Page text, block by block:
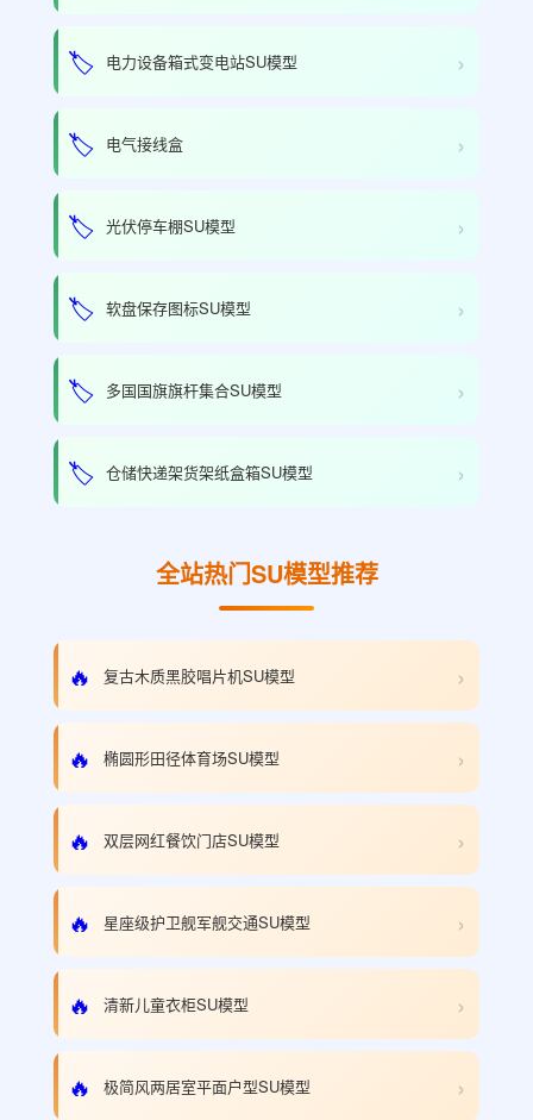
🏷️ 电力设备箱式变电站SU模型 ›
🏷️ 电气接线盒 ›
🏷️ 光伏停车棚SU模型 ›
🏷️ 软盘保存图标SU模型 ›
🏷️ 多国国旗旗杆集合SU模型 ›
🏷️ 仓储快递架货架纸盒箱SU模型 ›
全站热门SU模型推荐
🔥 复古木质黑胶唱片机SU模型 ›
🔥 椭圆形田径体育场SU模型 ›
🔥 双层网红餐饮门店SU模型 ›
🔥 星座级护卫舰军舰交通SU模型 ›
🔥 清新儿童衣柜SU模型 ›
🔥 极简风两居室平面户型SU模型 ›